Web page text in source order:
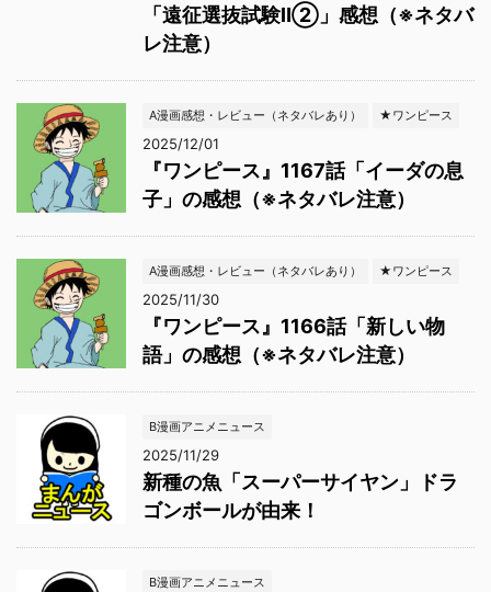
「遠征選抜試験Ⅱ②」感想（※ネタバ
レ注意）
A漫画感想・レビュー（ネタバレあり） ★ワンピース
2025/12/01
『ワンピース』1167話「イーダの息
子」の感想（※ネタバレ注意）
A漫画感想・レビュー（ネタバレあり） ★ワンピース
2025/11/30
『ワンピース』1166話「新しい物
語」の感想（※ネタバレ注意）
B漫画アニメニュース
2025/11/29
新種の魚「スーパーサイヤン」ドラ
ゴンボールが由来！
B漫画アニメニュース